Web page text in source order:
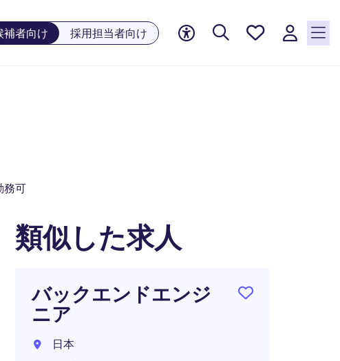
補者向け 採用担当者向け
お気に
務可
類似した求人
バックエンドエンジ
ニア
日本